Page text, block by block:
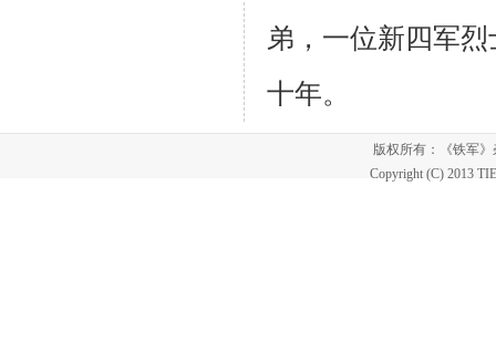
弟，一位新四军
十年。
版权所有：《铁军
Copyright (C) 2013